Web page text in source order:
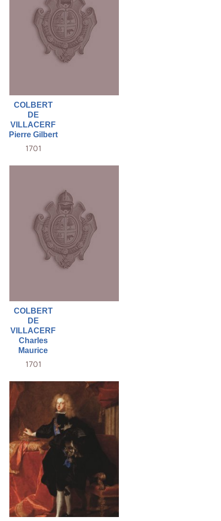
COLBERT
DE
VILLACERF
Pierre Gilbert
1701
COLBERT
DE
VILLACERF
Charles
Maurice
1701